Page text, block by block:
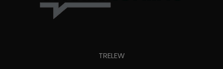
TRELEW